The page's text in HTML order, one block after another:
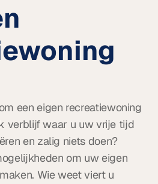
een eigen recreatiewoning
verblijf waar u uw vrije tijd
en zalig niets doen?
om uw eigen
Wie weet viert u